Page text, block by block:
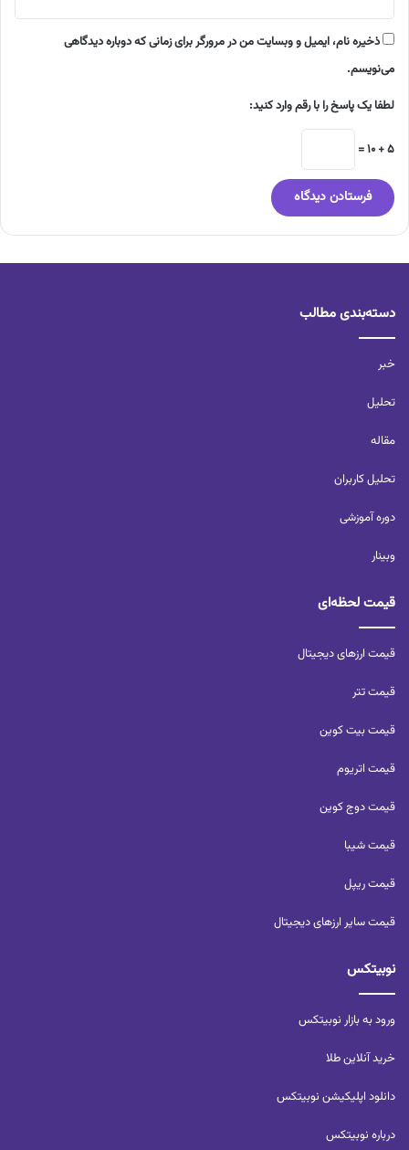
ذخیره نام، ایمیل و وبسایت من در مرورگر برای زمانی که دوباره دیدگاهی
می‌نویسم.
لطفا یک پاسخ را با رقم وارد کنید:
5 + 10 =
دسته‌بندی مطالب
خبر
تحلیل‌
مقاله
تحلیل کاربران‌
دوره آموزشی
وبینار
قیمت لحظه‌ای
قیمت ارزهای دیجیتال
قیمت تتر
قیمت بیت کوین
قیمت اتریوم
قیمت دوج کوین
قیمت شیبا
قیمت ریپل
قیمت سایر ارزهای دیجیتال
نوبیتکس
ورود به بازار نوبیتکس
خرید آنلاین طلا
دانلود اپلیکیشن نوبیتکس
درباره نوبیتکس